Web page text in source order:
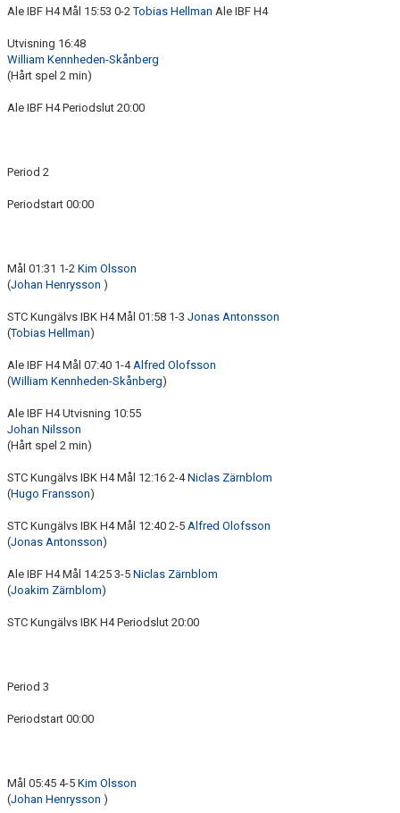
Ale IBF H4 Mål 15:53 0-2Tobias Hellman Ale IBF H4
Utvisning 16:48
William Kennheden-Skånberg
(Hårt spel 2 min)
Ale IBF H4 Periodslut 20:00
Period 2
Periodstart 00:00
Mål 01:31 1-2 Kim Olsson
(Johan Henrysson )
STC Kungälvs IBK H4 Mål 01:58 1-3 Jonas Antonsson
(Tobias Hellman)
Ale IBF H4 Mål 07:40 1-4Alfred Olofsson
(William Kennheden-Skånberg)
Ale IBF H4 Utvisning 10:55
Johan Nilsson
(Hårt spel 2 min)
STC Kungälvs IBK H4 Mål 12:16 2-4Niclas Zärnblom
(Hugo Fransson)
STC Kungälvs IBK H4 Mål 12:40 2-5 Alfred Olofsson
(Jonas Antonsson)
Ale IBF H4 Mål 14:25 3-5 Niclas Zärnblom
(Joakim Zärnblom)
STC Kungälvs IBK H4 Periodslut 20:00
Period 3
Periodstart 00:00
Mål 05:45 4-5 Kim Olsson
(Johan Henrysson )